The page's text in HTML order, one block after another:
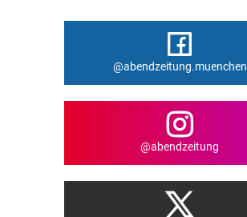
@abendzeitung.muenchen
@abendzeitung